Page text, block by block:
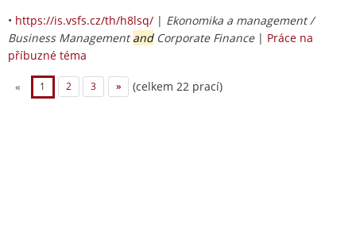
• https://is.vsfs.cz/th/h8lsq/ | Ekonomika a management /
Business ManagementandCorporate Finance| Práce na
příbuzné téma
« 1 2 3 » (celkem 22 prací)